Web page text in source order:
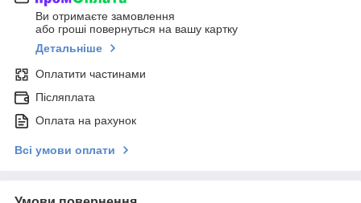
Ви отримаєте замовлення
або гроші повернуться на вашу картку
Детальніше
Оплатити частинами
Післяплата
Оплата на рахунок
Всі умови оплати